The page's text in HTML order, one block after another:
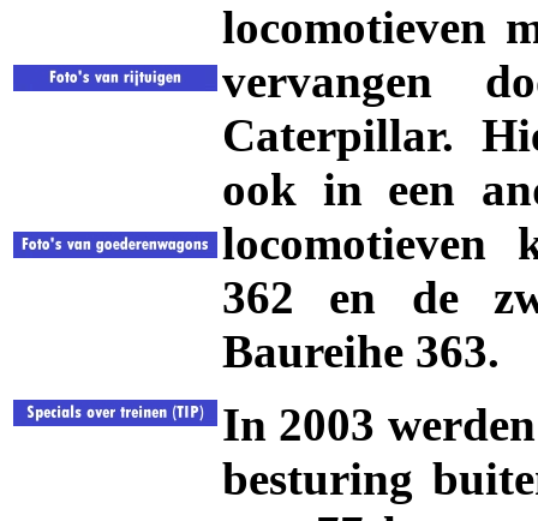
locomotieven
vervangen
Caterpillar.
ook in een
locomotieven
362 en de
Baureihe 363.
In 2003
besturing